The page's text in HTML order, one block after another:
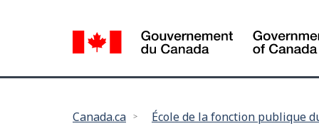
selection
Canada.ca École de la fonction publique